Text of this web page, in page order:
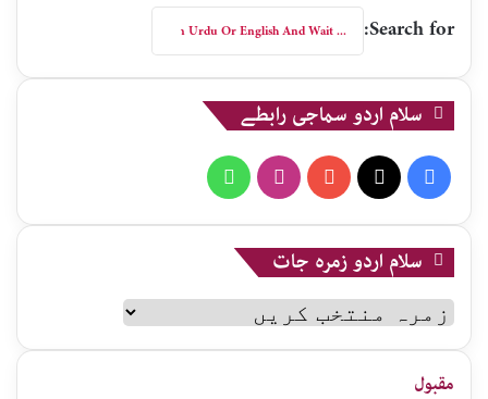
Search for:
سلام اردو سماجی رابطے
Facebook
YouTube
Instagram
WhatsApp
سلام اردو زمرہ جات
سلام
اردو
زمرہ
جات
مقبول